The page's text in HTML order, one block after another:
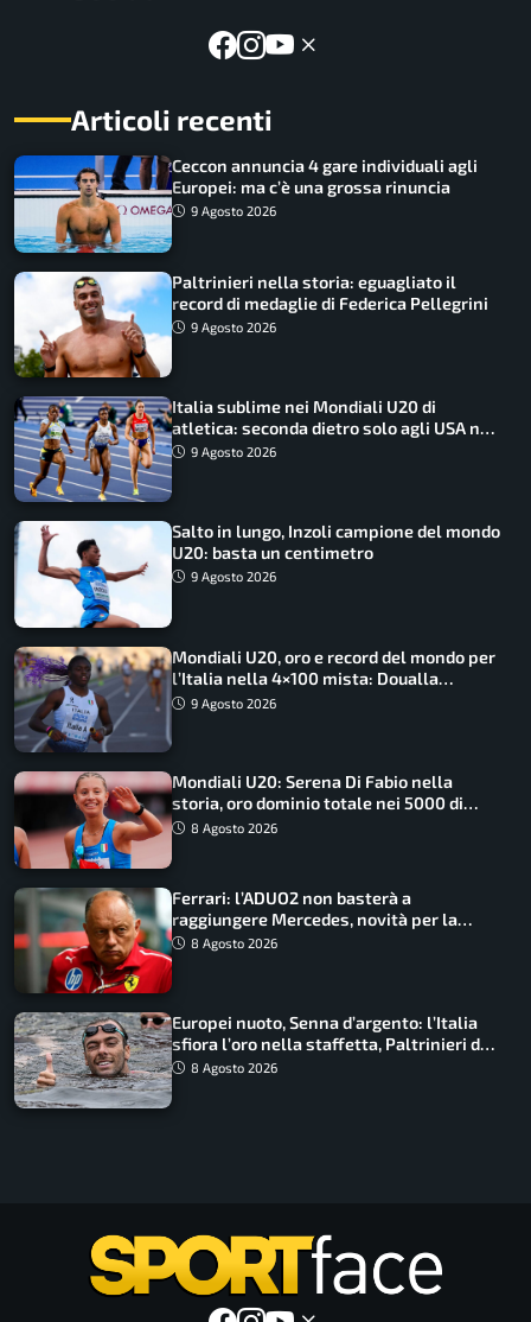
Articoli recenti
Ceccon annuncia 4 gare individuali agli
Europei: ma c’è una grossa rinuncia
9 Agosto 2026
Paltrinieri nella storia: eguagliato il
record di medaglie di Federica Pellegrini
9 Agosto 2026
Italia sublime nei Mondiali U20 di
atletica: seconda dietro solo agli USA nel
medagliere
9 Agosto 2026
Salto in lungo, Inzoli campione del mondo
U20: basta un centimetro
9 Agosto 2026
Mondiali U20, oro e record del mondo per
l’Italia nella 4×100 mista: Doualla
straordinaria
9 Agosto 2026
Mondiali U20: Serena Di Fabio nella
storia, oro dominio totale nei 5000 di
marcia
8 Agosto 2026
Ferrari: l’ADUO2 non basterà a
raggiungere Mercedes, novità per la
Macarena
8 Agosto 2026
Europei nuoto, Senna d’argento: l’Italia
sfiora l’oro nella staffetta, Paltrinieri da
urlo, il bilancio azzurro
8 Agosto 2026